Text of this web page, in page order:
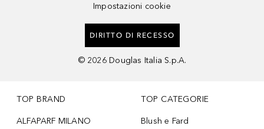
Impostazioni cookie
DIRITTO DI RECESSO
© 2026 Douglas Italia S.p.A.
TOP BRAND
ALFAPARF MILANO
TOP CATEGORIE
Blush e Fard